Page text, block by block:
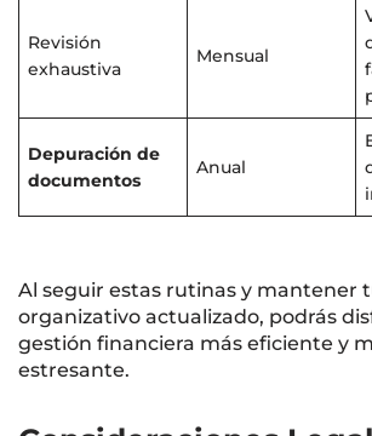
Revisión
exhaustiva
Mensual
Depuración de
documentos
Anual
Al seguir estas rutinas y mantener
organizativo actualizado, podrás
gestión financiera más eficiente y
estresante.